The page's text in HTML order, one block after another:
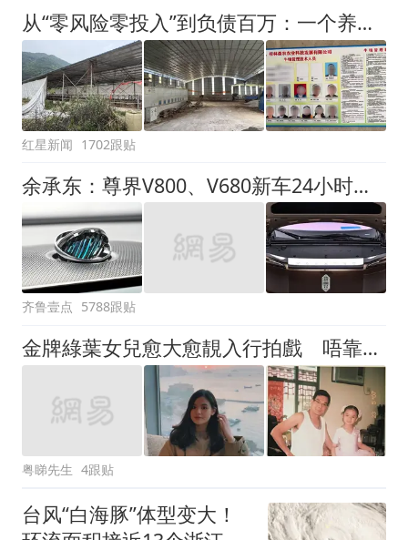
从“零风险零投入”到负债百万：一个养牛项目崩盘后，谁该为农户的贷款买单丨红星调查
红星新闻 1702跟贴
余承东：尊界V800、V680新车24小时大定突破3500台
齐鲁壹点 5788跟贴
金牌綠葉女兒愈大愈靚入行拍戲 唔靠老竇關係親自試鏡爭機會
粤睇先生 4跟贴
台风“白海豚”体型变大！